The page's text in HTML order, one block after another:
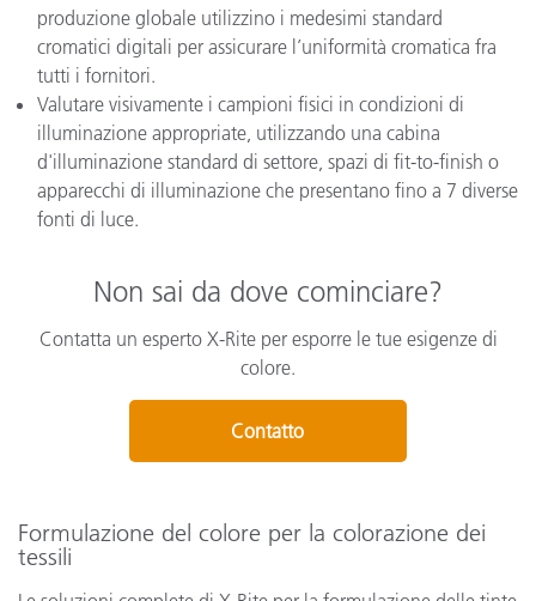
produzione globale utilizzino i medesimi standard
cromatici digitali per assicurare l’uniformità cromatica fra
tutti i fornitori.
Valutare visivamente i campioni fisici in condizioni di
illuminazione appropriate, utilizzando una cabina
d'illuminazione standard di settore, spazi di fit-to-finish o
apparecchi di illuminazione che presentano fino a 7 diverse
fonti di luce.
Non sai da dove cominciare?
Contatta un esperto X-Rite per esporre le tue esigenze di
colore.
Contatto
Formulazione del colore per la colorazione dei
tessili